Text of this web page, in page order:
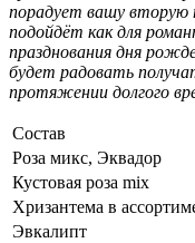
порадует вашу вторую
подойдёт как для
празднования дня
будет радовать
протяжении долгого
Состав
Роза микс, Эквадор
Кустовая роза mix
Хризантема в
Эвкалипт